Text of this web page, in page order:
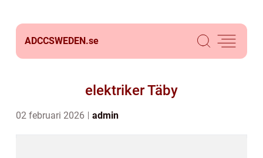
ADCCSWEDEN.se
elektriker Täby
02 februari 2026 admin